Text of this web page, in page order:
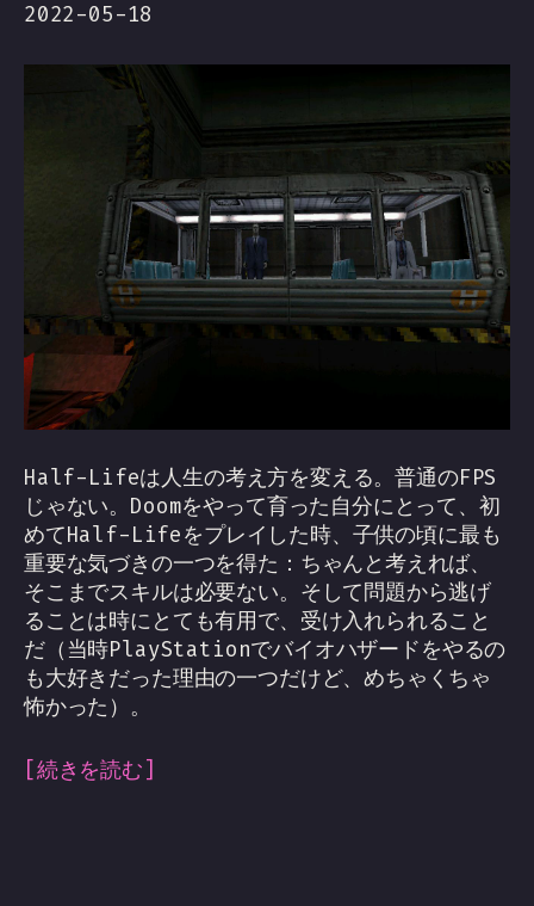
2022-05-18
Half-Lifeは人生の考え方を変える。普通のFPS
じゃない。Doomをやって育った自分にとって、初
めてHalf-Lifeをプレイした時、子供の頃に最も
重要な気づきの一つを得た：ちゃんと考えれば、
そこまでスキルは必要ない。そして問題から逃げ
ることは時にとても有用で、受け入れられること
だ（当時PlayStationでバイオハザードをやるの
も大好きだった理由の一つだけど、めちゃくちゃ
怖かった）。
[続きを読む]